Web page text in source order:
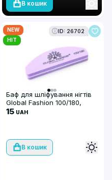
В кошик
NEW
HIT
ID: 26702
Баф для шліфування нігтів
Global Fashion 100/180,
фіолетовий колір
15 UAH
В кошик